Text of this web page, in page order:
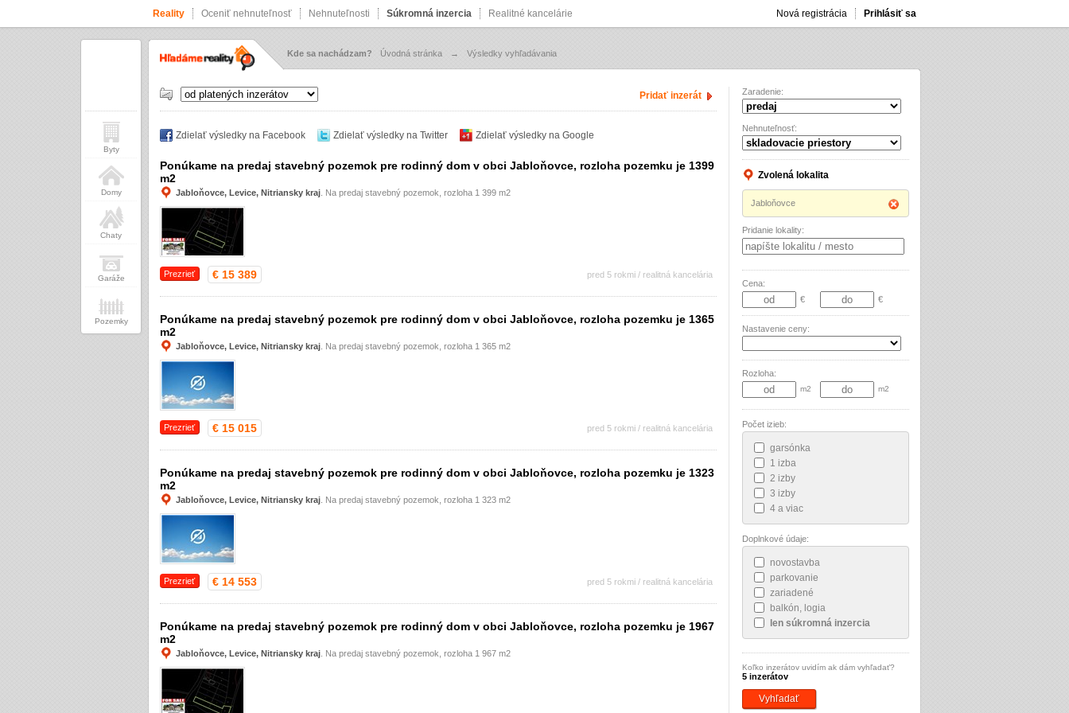
Reality Oceniť nehnuteľnosť Nehnuteľnosti Súkromná inzercia Realitné kancelárie Prihlásiť sa
Nová registrácia
Kde sa nachádzam? Úvodná stránka → Výsledky vyhľadávania
Pridať inzerát
Zdielať výsledky na Facebook Zdielať výsledky na Twitter Zdielať výsledky na Google
Ponúkame na predaj stavebný pozemok pre rodinný dom v obci Jabloňovce, rozloha pozemku je 1399
m2
Jabloňovce, Levice, Nitriansky kraj . Na predaj stavebný pozemok, rozloha 1 399 m2
Prezrieť € 15 389 pred 5 rokmi / realitná kancelária
Ponúkame na predaj stavebný pozemok pre rodinný dom v obci Jabloňovce, rozloha pozemku je 1365
m2
Jabloňovce, Levice, Nitriansky kraj . Na predaj stavebný pozemok, rozloha 1 365 m2
Prezrieť € 15 015 pred 5 rokmi / realitná kancelária
Ponúkame na predaj stavebný pozemok pre rodinný dom v obci Jabloňovce, rozloha pozemku je 1323
m2
Jabloňovce, Levice, Nitriansky kraj . Na predaj stavebný pozemok, rozloha 1 323 m2
Prezrieť € 14 553 pred 5 rokmi / realitná kancelária
Ponúkame na predaj stavebný pozemok pre rodinný dom v obci Jabloňovce, rozloha pozemku je 1967
m2
Jabloňovce, Levice, Nitriansky kraj . Na predaj stavebný pozemok, rozloha 1 967 m2
Zaradenie:
Nehnuteľnosť:
Zvolená lokalita
Jabloňovce
Pridanie lokality:
Cena:
€
€
Nastavenie ceny:
Rozloha:
m2 m2
Počet izieb:
garsónka
1 izba
2 izby
3 izby
4 a viac
Doplnkové údaje:
novostavba
parkovanie
zariadené
balkón, logia
len súkromná inzercia
Koľko inzerátov uvidím ak dám vyhľadať?
5 inzerátov
Vyhľadať
Byty
Domy
Chaty
Garáže
Pozemky